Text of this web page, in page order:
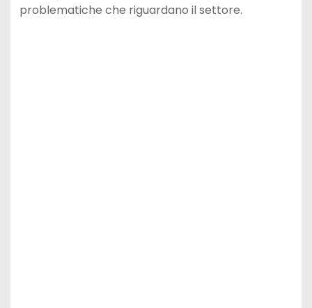
problematiche che riguardano il settore.